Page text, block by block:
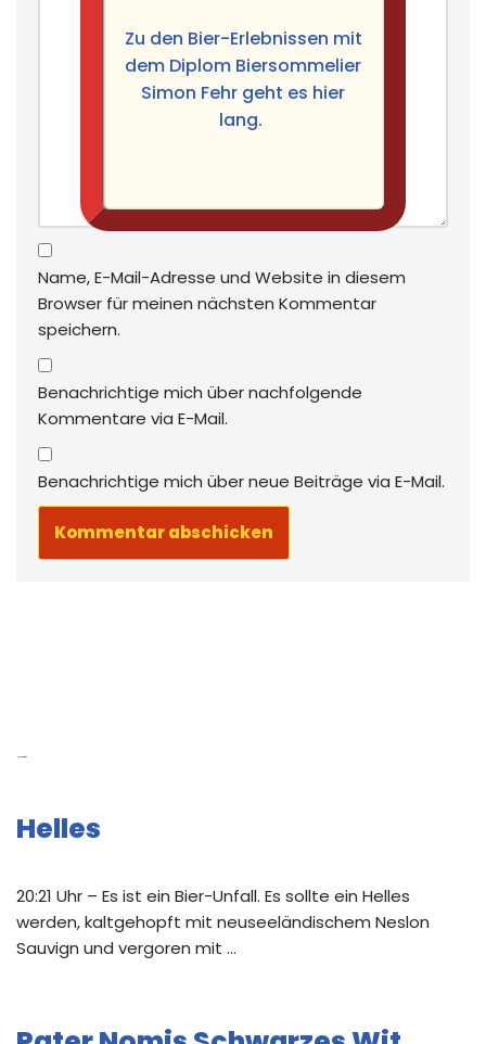
Name, E-Mail-Adresse und Website in diesem
Browser für meinen nächsten Kommentar
speichern.
Benachrichtige mich über nachfolgende
Kommentare via E-Mail.
Benachrichtige mich über neue Beiträge via E-Mail.
Helles
20:21 Uhr – Es ist ein Bier-Unfall. Es sollte ein Helles
werden, kaltgehopft mit neuseeländischem Neslon
Sauvign und vergoren mit …
Zu den Bier-Erlebnissen mit
dem Diplom Biersommelier
Simon Fehr geht es hier
lang.